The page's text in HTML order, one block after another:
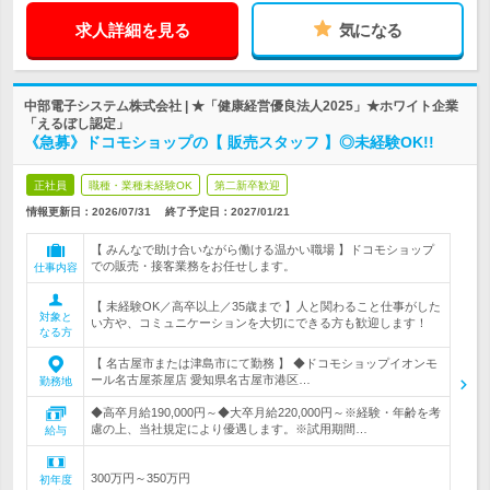
求人詳細を見る 気になる
中部電子システム株式会社 | ★「健康経営優良法人2025」★ホワイト企業
「えるぼし認定」
《急募》ドコモショップの【 販売スタッフ 】◎未経験OK!!
正社員 職種・業種未経験OK 第二新卒歓迎
情報更新日：2026/07/31 終了予定日： 2027/01/21
仕事内容
【 みんなで助け合いながら働ける温かい職場 】ドコモショップ
での販売・接客業務をお任せします。
対象と
なる方
【 未経験OK／高卒以上／35歳まで 】人と関わること仕事がした
い方や、コミュニケーションを大切にできる方も歓迎します！
勤務地
【 名古屋市または津島市にて勤務 】 ◆ドコモショップイオンモ
ール名古屋茶屋店 愛知県名古屋市港区…
給与
◆高卒月給190,000円～◆大卒月給220,000円～※経験・年齢を考
慮の上、当社規定により優遇します。※試用期間…
初年度
300万円～350万円